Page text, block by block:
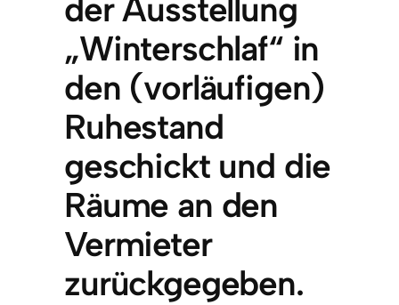
der Ausstellung
„Winterschlaf“ in
den (vorläufigen)
Ruhestand
geschickt und die
Räume an den
Vermieter
zurückgegeben.